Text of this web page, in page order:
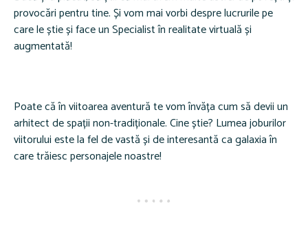
provocări pentru tine. Și vom mai vorbi despre lucrurile pe
care le știe și face un Specialist în realitate virtuală și
augmentată!
Poate că în viitoarea aventură te vom învăța cum să devii un
arhitect de spații non-tradiționale. Cine știe? Lumea joburilor
viitorului este la fel de vastă și de interesantă ca galaxia în
care trăiesc personajele noastre!